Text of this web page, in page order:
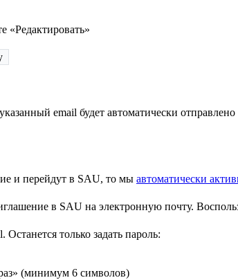
«Редактировать»
email будет автоматически
и перейдут в SAU, то мы автоматически
в SAU на электронную почту.
только задать пароль:
(минимум 6 символов)